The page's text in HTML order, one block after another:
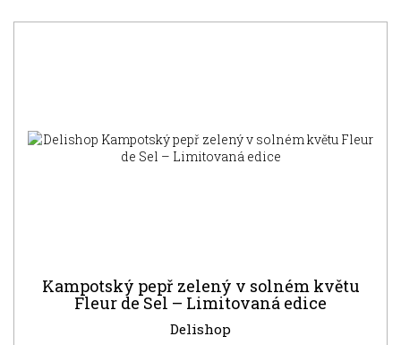
Kampotský pepř zelený v solném květu
Fleur de Sel – Limitovaná edice
Delishop